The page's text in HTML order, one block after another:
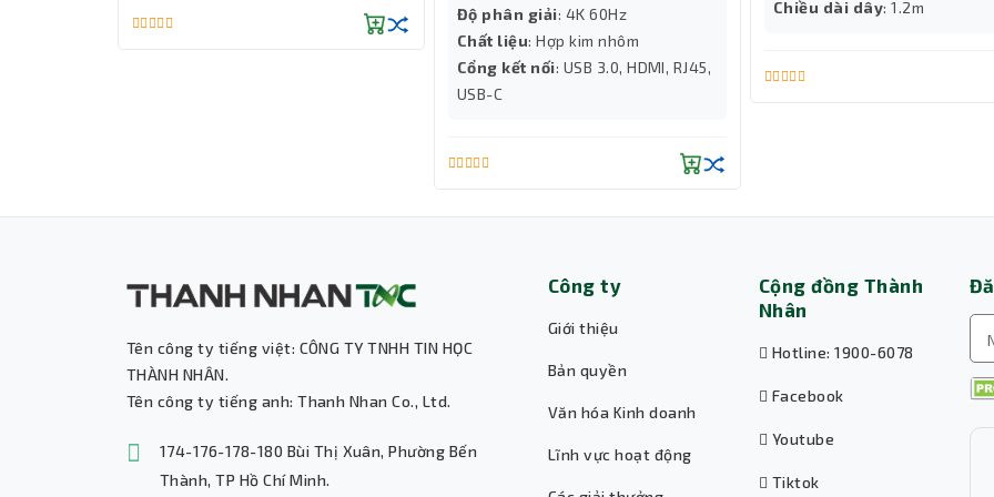
Độ phân giải: 4K 60Hz
Chất liệu: Hợp kim nhôm
Cổng kết nối: USB 3.0, HDMI, RJ45,
USB-C
Chiều dài dây: 1.2m
Tên công ty tiếng việt: CÔNG TY TNHH TIN HỌC
THÀNH NHÂN.
Tên công ty tiếng anh: Thanh Nhan Co., Ltd.
174-176-178-180 Bùi Thị Xuân, Phường Bến
Thành, TP Hồ Chí Minh.
Công ty
Giới thiệu
Bản quyền
Văn hóa Kinh doanh
Lĩnh vực hoạt động
Cộng đồng Thành
Nhân
Hotline: 1900-6078
Facebook
Youtube
Tiktok